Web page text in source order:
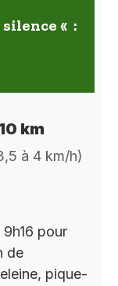
« :
km
à 4 km/h)
pour
de
pique-